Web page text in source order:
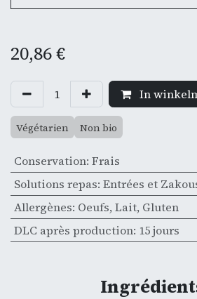
20,86€
In
Végétarien Non bio
Conservation: Frais
Solutions repas: Entrées et
Allergènes: Oeufs, Lait, Gluten
DLC après production: 15 jours